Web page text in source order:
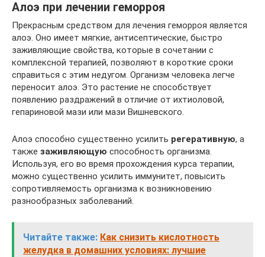
Алоэ при лечении геморроя
Прекрасным средством для лечения геморроя является
алоэ. Оно имеет мягкие, антисептические, быстро
заживляющие свойства, которые в сочетании с
комплексной терапией, позволяют в короткие сроки
справиться с этим недугом. Организм человека легче
переносит алоэ. Это растение не способствует
появлению раздражений в отличие от ихтиоловой,
гепариновой мази или мази Вишневского.
Алоэ способно существенно усилить регеративную, а
также заживляющую способность организма.
Используя, его во время прохождения курса терапии,
можно существенно усилить иммунитет, повысить
сопротивляемость организма к возникновению
разнообразных заболеваний.
Читайте также: Как снизить кислотность
желудка в домашних условиях: лучшие